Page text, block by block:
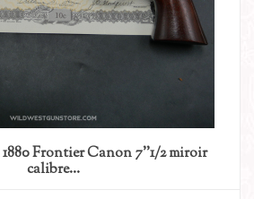
Frontier Canon 7''1/2 miroir
calibre...